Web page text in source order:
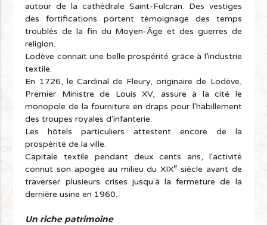
autour de la cathédrale Saint-Fulcran. Des vestiges
des fortifications portent témoignage des temps
troublés de la fin du Moyen-Âge et des guerres de
religion.
Lodève connaît une belle prospérité grâce à l’industrie
textile.
En 1726, le Cardinal de Fleury, originaire de Lodève,
Premier Ministre de Louis XV, assure à la cité le
monopole de la fourniture en draps pour l'habillement
des troupes royales d'infanterie.
Les hôtels particuliers attestent encore de la
prospérité de la ville.
Capitale textile pendant deux cents ans, l'activité
connut son apogée au milieu du XIXe siècle avant de
traverser plusieurs crises jusqu'à la fermeture de la
dernière usine en 1960.
Un riche patrimoine